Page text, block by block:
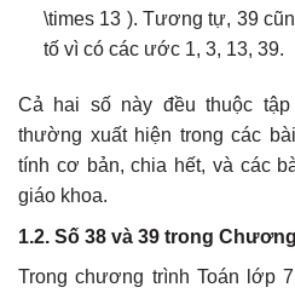
\times 13 ). Tương tự, 39
tố vì có các ước 1, 3, 13, 39.
Cả hai số này đều thuộc
thường xuất hiện trong các
tính cơ bản, chia hết, và các
giáo khoa.
1.2. Số 38 và 39 trong
Trong chương trình Toán lớp